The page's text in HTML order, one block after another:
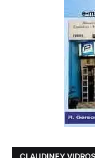
CLAUDINEY VIDROS